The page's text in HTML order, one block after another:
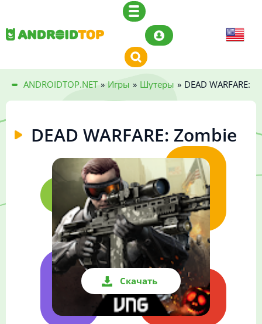
ANDROIDTOP.NET » Игры » Шутеры » DEAD WARFARE:
DEAD WARFARE: Zombie
Скачать